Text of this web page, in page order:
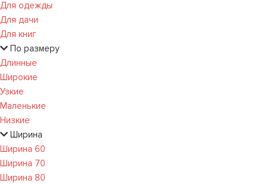
Для одежды
Для дачи
Для книг
По размеру
Длинные
Широкие
Узкие
Маленькие
Низкие
Ширина
Ширина 60
Ширина 70
Ширина 80